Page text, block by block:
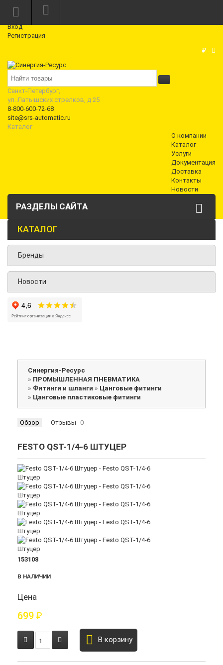
Режим работы: Пн—Пт: 10:00—18:00
Вход
Регистрация
₽
Санкт-Петербург,
ул. Латышских стрелков, д 25
8-800-600-72-68
site@srs-automatic.ru
Каталог
О компании
Каталог
Услуги
Документация
Доставка
Контакты
Новости
РАЗДЕЛЫ САЙТА
КАТАЛОГ
Бренды
Новости
Синергия-Ресурс
» ПРОМЫШЛЕННАЯ ПНЕВМАТИКА
» Фитинги и шланги » Цанговые фитинги
» Цанговые пластиковые фитинги
Обзор Отзывы 0
FESTO QST-1/4-6 ШТУЦЕР
153108
В НАЛИЧИИ
Цена
699 ₽
В корзину